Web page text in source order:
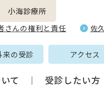
小海診療所
さんの権利と責任 佐
来の受診 アクセス
て 受診したい方